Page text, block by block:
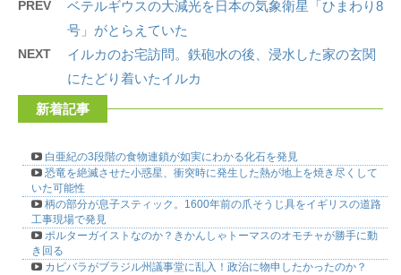
PREV
ベテルギウスの大減光を日本の気象衛星「ひまわり8
号」がとらえていた
NEXT
イルカのお宅訪問。鉄砲水の後、浸水した家の玄関
にたどり着いたイルカ
新着記事
白亜紀の3段階の食物連鎖が如実にわかる化石を発見
恐竜を絶滅させた小惑星、衝突時に発生した熱が地上を焼き尽くして
いた可能性
柄の部分が息子スティック。1600年前の爪そうじ具をイギリスの道路
工事現場で発見
ポルターガイストなのか？きかんしゃトーマスのオモチャが勝手に動
き回る
カピバラがブラジル州議事堂に乱入！政治に物申したかったのか？